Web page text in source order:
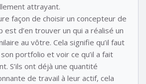
attrayant.
façon de choisir un concepteur de
est d’en trouver un qui a réalisé un
au vôtre. Cela signifie qu’il faut
portfolio et voir ce qu’il a fait
S’ils ont déjà une quantité
de travail à leur actif, cela